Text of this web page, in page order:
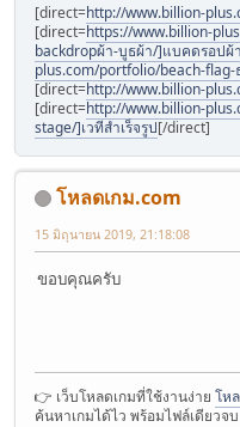
[direct=http://www.billion-
[direct=https://www.billion-
backdropผ้า-บูธผ้า/]แบคดรอปผ้า
plus.com/portfolio/beach-
[direct=http://www.billion-
[direct=http://www.billion-
stage/]เวทีสำเร็จรูป[/direct]
โหลดเกม.com
15 มิถุนายน 2019, 21:18:08
ขอบคุณครับ
👉 เว็บโหลดเกมที่ใช้งานง่าย โห
ค้นหาเกมได้ไว พร้อมไฟล์เดียวจบ